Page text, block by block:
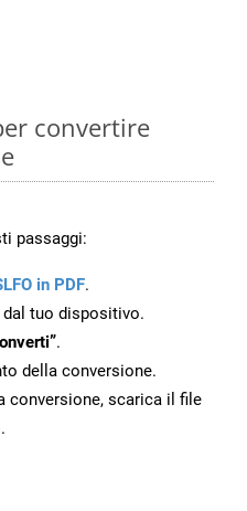
convertire
passaggi:
in PDF.
dal tuo dispositivo.
.
della conversione.
conversione, scarica il file